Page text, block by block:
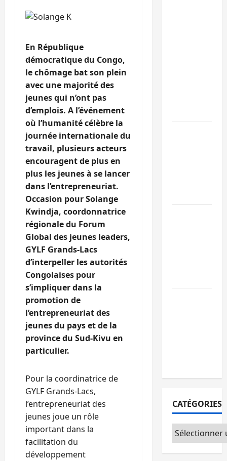
En République
démocratique du Congo,
le chômage bat son plein
avec une majorité des
jeunes qui n’ont pas
d’emplois. A l’événement
où l’humanité célèbre la
journée internationale du
travail, plusieurs acteurs
encouragent de plus en
plus les jeunes à se lancer
dans l’entrepreneuriat.
Occasion pour Solange
Kwindja, coordonnatrice
régionale du Forum
Global des jeunes leaders,
GYLF Grands-Lacs
d’interpeller les autorités
Congolaises pour
s’impliquer dans la
promotion de
l’entrepreneuriat des
jeunes du pays et de la
province du Sud-Kivu en
particulier.
Pour la coordinatrice de
GYLF Grands-Lacs,
l’entrepreneuriat des
jeunes joue un rôle
important dans la
facilitation du
développement
CATÉGORIES
Catégories